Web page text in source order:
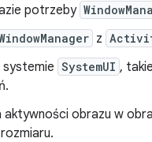
potrzeby
z
systemie SystemUI ,
aktywności obrazu w